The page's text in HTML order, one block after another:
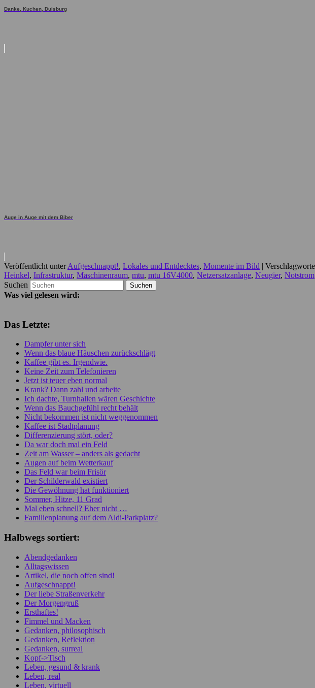
Danke, Kuchen, Duisburg
Auge in Auge mit dem Biber
Veröffentlicht unter Aufgeschnappt!, Lokales und Entdecktes, Momente im Bild |
Heinkel, Infrastruktur, Maschinenraum, mtu, mtu 16V4000, Netzersatzanlage, Neugier, Notstrom
Suchen
Was viel gelesen wird:
Das Letzte:
Dampfer unter sich
Wenn das blaue Häuschen zurückschlägt
Kaffee gibt es. Irgendwie.
Keine Zeit zum Telefonieren
Jetzt ist teuer eben normal
Krank? Dann zahl und arbeite
Ich dachte, Turnhallen wären Geschichte
Wenn das Bauchgefühl recht behält
Nicht bekommen ist nicht weggenommen
Kaffee ist Stadtplanung
Differenzierung stört, oder?
Da war doch mal ein Feld
Zeit am Wasser – anders als gedacht
Augen auf beim Wetterkauf
Das Feld war beim Frisör
Der Schilderwald existiert
Die Gewöhnung hat funktioniert
Sommer, Hitze, 11 Grad
Mal eben schnell? Eher nicht …
Familienplanung auf dem Aldi-Parkplatz?
Halbwegs sortiert:
Abendgedanken
Alltagswissen
Artikel, die noch offen sind!
Aufgeschnappt!
Der liebe Straßenverkehr
Der Morgengruß
Ersthaftes!
Fimmel und Macken
Gedanken, philosophisch
Gedanken, Reflektion
Gedanken, surreal
Kopf->Tisch
Leben, gesund & krank
Leben, real
Leben, virtuell